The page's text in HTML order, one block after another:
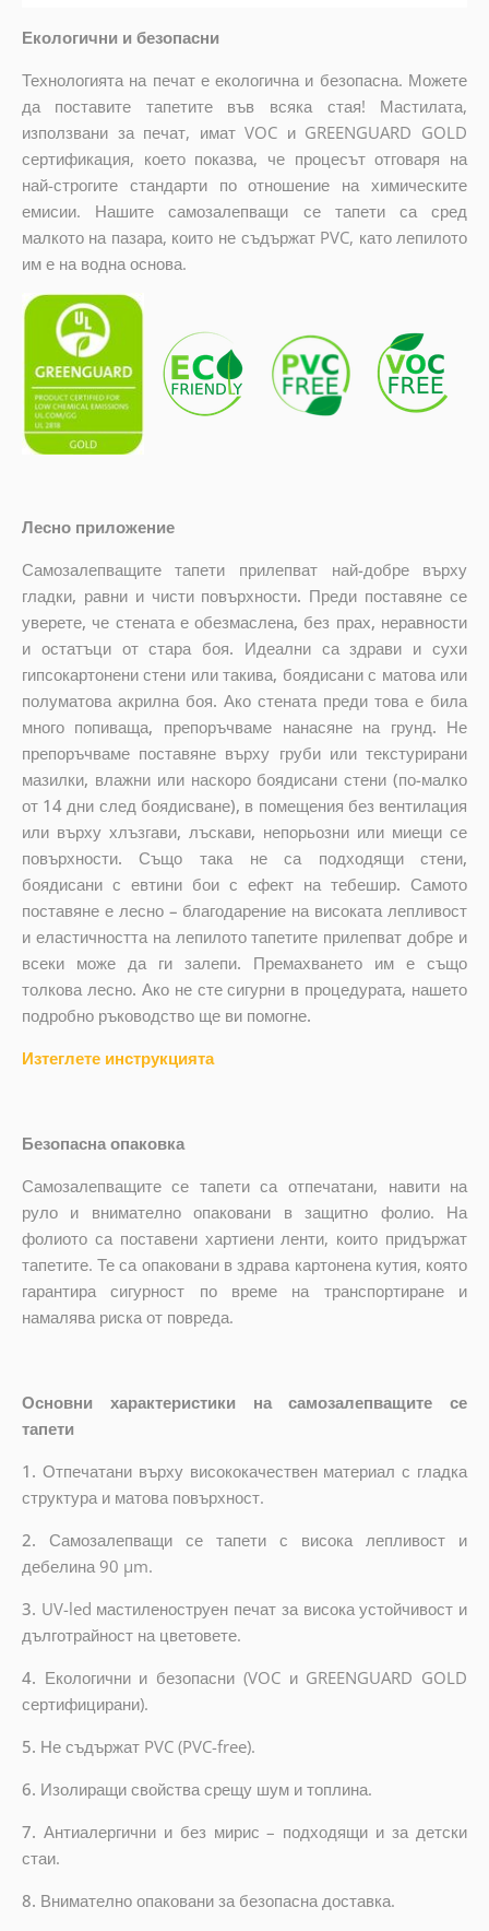
Екологични и безопасни
Технологията на печат е екологична и безопасна. Можете
да поставите тапетите във всяка стая! Мастилата,
използвани за печат, имат VOC и GREENGUARD GOLD
сертификация, което показва, че процесът отговаря на
най-строгите стандарти по отношение на химическите
емисии. Нашите самозалепващи се тапети са сред
малкото на пазара, които не съдържат PVC, като лепилото
им е на водна основа.
Лесно приложение
Самозалепващите тапети прилепват най-добре върху
гладки, равни и чисти повърхности. Преди поставяне се
уверете, че стената е обезмаслена, без прах, неравности
и остатъци от стара боя. Идеални са здрави и сухи
гипсокартонени стени или такива, боядисани с матова или
полуматова акрилна боя. Ако стената преди това е била
много попиваща, препоръчваме нанасяне на грунд. Не
препоръчваме поставяне върху груби или текстурирани
мазилки, влажни или наскоро боядисани стени (по-малко
от 14 дни след боядисване), в помещения без вентилация
или върху хлъзгави, лъскави, непорьозни или миещи се
повърхности. Също така не са подходящи стени,
боядисани с евтини бои с ефект на тебешир. Самото
поставяне е лесно – благодарение на високата лепливост
и еластичността на лепилото тапетите прилепват добре и
всеки може да ги залепи. Премахването им е също
толкова лесно. Ако не сте сигурни в процедурата, нашето
подробно ръководство ще ви помогне.
Изтеглете инструкцията
Безопасна опаковка
Самозалепващите се тапети са отпечатани, навити на
руло и внимателно опаковани в защитно фолио. На
фолиото са поставени хартиени ленти, които придържат
тапетите. Те са опаковани в здрава картонена кутия, която
гарантира сигурност по време на транспортиране и
намалява риска от повреда.
Основни характеристики на самозалепващите се
тапети
1. Отпечатани върху висококачествен материал с гладка
структура и матова повърхност.
2. Самозалепващи се тапети с висока лепливост и
дебелина 90 µm.
3. UV-led мастиленоструен печат за висока устойчивост и
дълготрайност на цветовете.
4. Екологични и безопасни (VOC и GREENGUARD GOLD
сертифицирани).
5. Не съдържат PVC (PVC-free).
6. Изолиращи свойства срещу шум и топлина.
7. Антиалергични и без мирис – подходящи и за детски
стаи.
8. Внимателно опаковани за безопасна доставка.